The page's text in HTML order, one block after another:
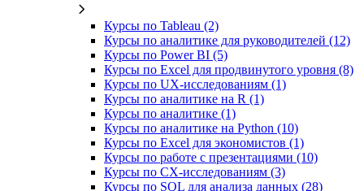
Курсы по Tableau (2)
Курсы по аналитике для руководителей (12)
Курсы по Power BI (5)
Курсы по Excel для продвинутого уровня (8)
Курсы по UX‑исследованиям (1)
Курсы по аналитике на R (1)
Курсы по аналитике (1)
Курсы по аналитике на Python (10)
Курсы по Excel для экономистов (1)
Курсы по работе с презентациями (10)
Курсы по CX-исследованиям (3)
Курсы по SQL для анализа данных (28)